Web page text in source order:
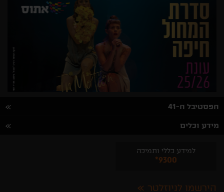
הפסטיבל ה-41
מידע וכלים
למידע כללי ותמיכה
*9300
הירשמו לניוזלטר